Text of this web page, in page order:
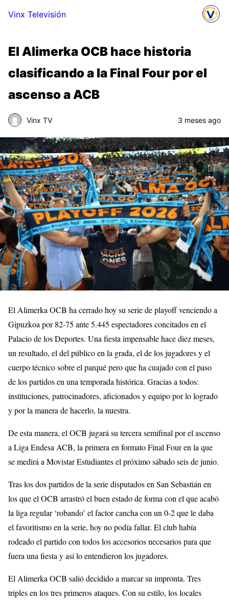
Vinx Televisión
El Alimerka OCB hace historia
clasificando a la Final Four por el
ascenso a ACB
Vinx TV 3 meses ago
El Alimerka OCB ha cerrado hoy su serie de playoff venciendo a
Gipuzkoa por 82-75 ante 5.445 espectadores concitados en el
Palacio de los Deportes. Una fiesta impensable hace diez meses,
un resultado, el del público en la grada, el de los jugadores y el
cuerpo técnico sobre el parqué pero que ha cuajado con el paso
de los partidos en una temporada histórica. Gracias a todos:
instituciones, patrocinadores, aficionados y equipo por lo logrado
y por la manera de hacerlo, la nuestra.
De esta manera, el OCB jugará su tercera semifinal por el ascenso
a Liga Endesa ACB, la primera en formato Final Four en la que
se medirá a Movistar Estudiantes el próximo sábado seis de junio.
Tras los dos partidos de la serie disputados en San Sebastián en
los que el OCB arrastró el buen estado de forma con el que acabó
la liga regular ‘robando’ el factor cancha con un 0-2 que le daba
el favoritismo en la serie, hoy no podía fallar. El club había
rodeado el partido con todos los accesorios necesarios para que
fuera una fiesta y así lo entendieron los jugadores.
El Alimerka OCB salió decidido a marcar su impronta. Tres
triples en los tres primeros ataques. Con su estilo, los locales